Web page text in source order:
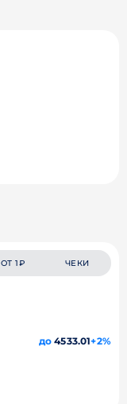
ОТ 1₽ ЧЕКИ
до 4533.01+2%